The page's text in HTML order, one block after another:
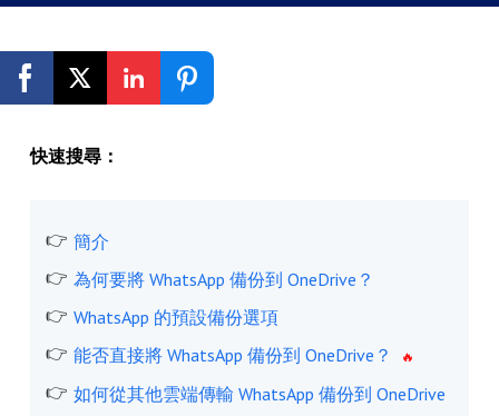
免費開始使用
快速搜尋：
簡介
為何要將 WhatsApp 備份到 OneDrive？
WhatsApp 的預設備份選項
能否直接將 WhatsApp 備份到 OneDrive？
如何從其他雲端傳輸 WhatsApp 備份到 OneDrive